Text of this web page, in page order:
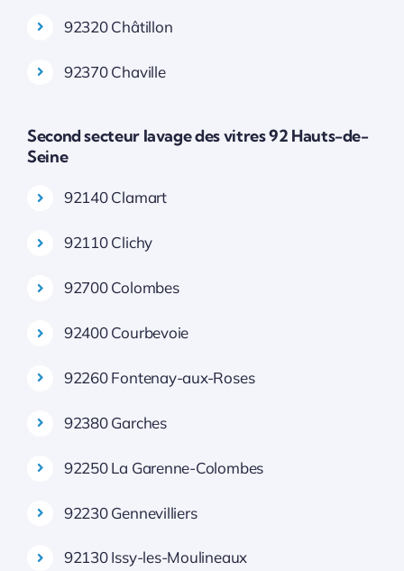
92320 Châtillon
92370 Chaville
Second secteur lavage des vitres 92 Hauts-de-
Seine
92140 Clamart
92110 Clichy
92700 Colombes
92400 Courbevoie
92260 Fontenay-aux-Roses
92380 Garches
92250 La Garenne-Colombes
92230 Gennevilliers
92130 Issy-les-Moulineaux